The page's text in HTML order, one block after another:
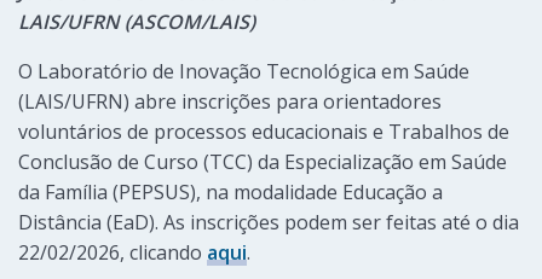
LAIS/UFRN (ASCOM/LAIS)
O Laboratório de Inovação Tecnológica em Saúde
(LAIS/UFRN) abre inscrições para orientadores
voluntários de processos educacionais e Trabalhos de
Conclusão de Curso (TCC) da Especialização em Saúde
da Família (PEPSUS), na modalidade Educação a
Distância (EaD). As inscrições podem ser feitas até o dia
22/02/2026, clicando aqui.